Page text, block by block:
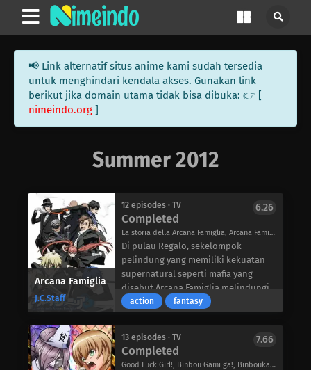
📢 Link alternatif situs anime kami sudah tersedia
untuk menghindari kendala akses. Gunakan link
berikut jika domain utama tidak bisa dibuka: 👉 [
nimeindo.org ]
Summer 2012
Arcana Famiglia
J.C.Staff
12 episodes · TV
Completed
La storia della Arcana Famiglia, Arcana Famiglia: La Storia Della Arcana Famiglia, アルカナ・ファミリア －La storia della Arcana Famiglia－
6.26
Di pulau Regalo, sekelompok
pelindung yang memiliki kekuatan
supernatural seperti mafia yang
disebut Arcana Famiglia melindungi
orang-orang dari siapa pun yang
membuat kontrak dengan kartu
tarot, masing-masing memiliki
action fantasy
13 episodes · TV
Completed
Good Luck Girl!, Binbou Gami ga!, Binboukami ga!, Binbogami ga!, Binbou Kami ga!, The God Of Poverty is!, 貧乏神が!
7.66